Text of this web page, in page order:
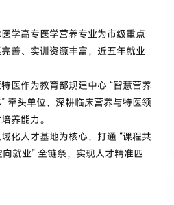
学高专医学营养专业为市级重点
善、实训资源丰富，近五年就业
医作为教育部规建中心 “智慧营养
牵头单位，深耕临床营养与特医领
养能力。
化人才基地为核心，打通 “课程共
就业” 全链条，实现人才精准匹